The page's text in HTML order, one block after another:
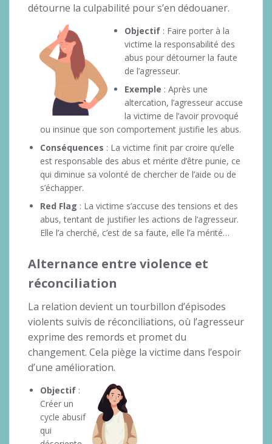
détourne la culpabilité pour s’en dédouaner.
Objectif : Faire porter à la
victime la responsabilité des
abus pour détourner la faute
de l’agresseur.
Exemple : Après une
altercation, l’agresseur accuse
la victime de l’avoir provoqué
ou insinue que son comportement justifie les abus.
Conséquences : La victime finit par croire qu’elle
est responsable des abus et mérite d’être punie, ce
qui diminue sa volonté de chercher de l’aide ou de
s’échapper.
Red Flag : La victime s’accuse des tensions et des
abus, tentant de justifier les actions de l’agresseur.
Elle l’a cherché, c’est de sa faute, elle l’a mérité…
Alternance entre violence et
réconciliation
La relation devient un tourbillon d’épisodes
violents suivis de réconciliations, où l’agresseur
exprime des remords et promet du
changement. Cela piège la victime dans l’espoir
d’une amélioration.
Objectif :
Créer un
cycle abusif
qui